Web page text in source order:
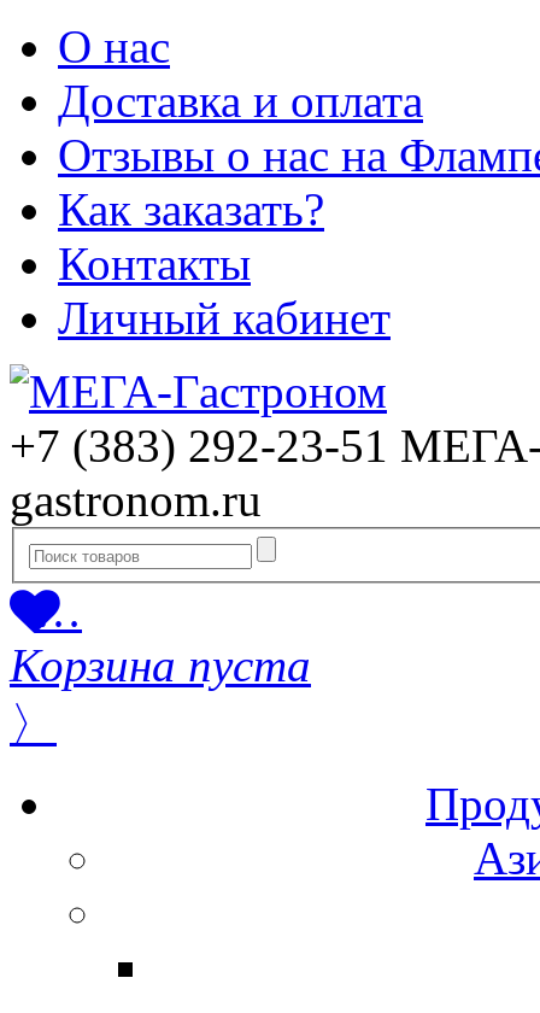
О нас
Доставка и оплата
Отзывы о нас на
Как заказать?
Контакты
Личный кабинет
+7 (383) 292-23-51 МЕГА-
gastronom.ru
…
Корзина пуста
〉